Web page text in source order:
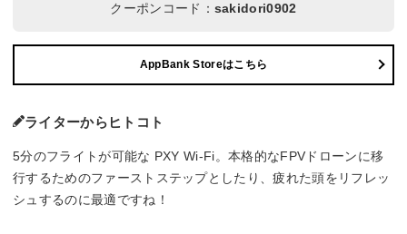
クーポンコード： sakidori0902
AppBank Storeはこちら
ライターからヒトコト
5分のフライトが可能な PXY Wi-Fi。本格的なFPVドローンに移
行するためのファーストステップとしたり、疲れた頭をリフレッ
シュするのに最適ですね！